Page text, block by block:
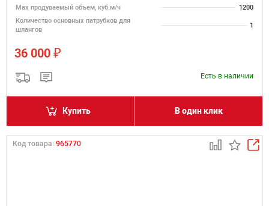
Мах продуваемый объем, куб.м/ч
1200
Количество основных патрубков для
шлангов
1
36 000 ₽
Есть в наличии
Купить В один клик
Код товара: 965770